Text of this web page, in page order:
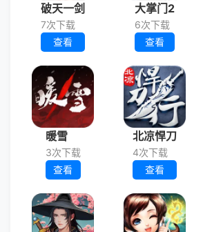
破天一剑
7次下载
查看
大掌门2
6次下载
查看
暖雪
3次下载
查看
北凉悍刀
4次下载
查看